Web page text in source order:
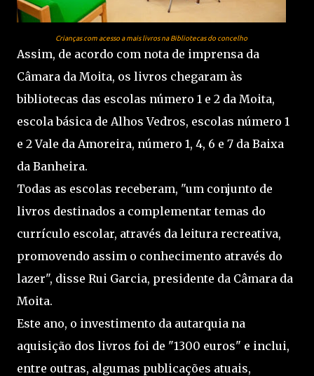
Crianças com acesso a mais livros na Bibliotecas do concelho
Assim, de acordo com nota de imprensa da
Câmara da Moita, os livros chegaram às
bibliotecas das escolas número 1 e 2 da Moita,
escola básica de Alhos Vedros, escolas número 1
e 2 Vale da Amoreira, número 1, 4, 6 e 7 da Baixa
da Banheira.
Todas as escolas receberam, "um conjunto de
livros destinados a complementar temas do
currículo escolar, através da leitura recreativa,
promovendo assim o conhecimento através do
lazer", disse Rui Garcia, presidente da Câmara da
Moita.
Este ano, o investimento da autarquia na
aquisição dos livros foi de "1300 euros" e inclui,
entre outras, algumas publicações atuais,